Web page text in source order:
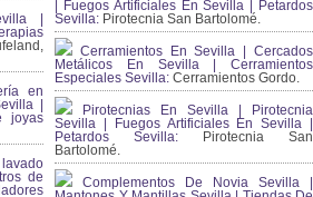
|
en
|
joyas
de
| Fuegos Artificiales En Sevilla | Petardos
Sevilla: Pirotecnia San Bartolomé.
Cerramientos En Sevilla | Cercados
Metálicos En Sevilla | Cerramientos
Especiales Sevilla: Cerramientos Gordo.
Pirotecnias En Sevilla | Pirotecnia
Sevilla | Fuegos Artificiales En Sevilla |
Petardos Sevilla: Pirotecnia San
Bartolomé.
Complementos De Novia Sevilla |